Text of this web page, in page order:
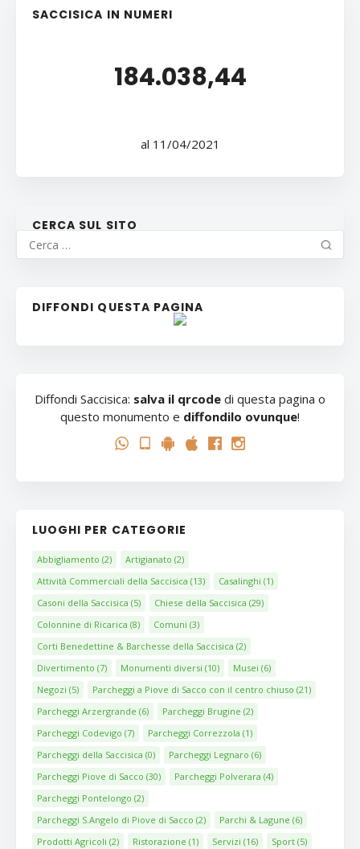
SACCISICA IN NUMERI
184.038,44
al 11/04/2021
CERCA SUL SITO
DIFFONDI QUESTA PAGINA
Diffondi Saccisica: salva il qrcode di questa pagina o
questo monumento e diffondilo ovunque!
LUOGHI PER CATEGORIE
Abbigliamento (2) Artigianato (2)
Attività Commerciali della Saccisica (13) Casalinghi (1)
Casoni della Saccisica (5) Chiese della Saccisica (29)
Colonnine di Ricarica (8) Comuni (3)
Corti Benedettine & Barchesse della Saccisica (2)
Divertimento (7) Monumenti diversi (10) Musei (6)
Negozi (5) Parcheggi a Piove di Sacco con il centro chiuso (21)
Parcheggi Arzergrande (6) Parcheggi Brugine (2)
Parcheggi Codevigo (7) Parcheggi Correzzola (1)
Parcheggi della Saccisica (0) Parcheggi Legnaro (6)
Parcheggi Piove di Sacco (30) Parcheggi Polverara (4)
Parcheggi Pontelongo (2)
Parcheggi S.Angelo di Piove di Sacco (2) Parchi & Lagune (6)
Prodotti Agricoli (2) Ristorazione (1) Servizi (16) Sport (5)